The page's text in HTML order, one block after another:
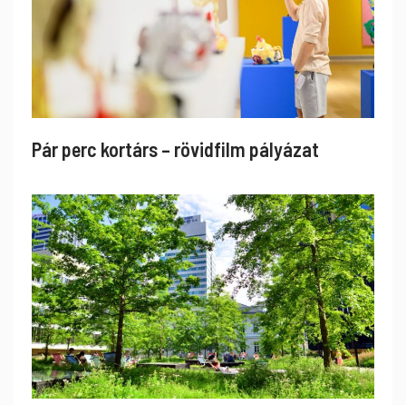
Pár perc kortárs – rövidfilm pályázat